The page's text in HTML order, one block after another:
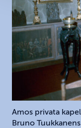
Amos privata
Bruno